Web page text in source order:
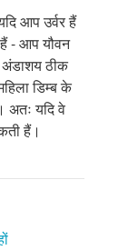
आप उर्वर हैं
- आप यौवन
ठीक
डिम्ब के
अतः यदि वे
हैं।